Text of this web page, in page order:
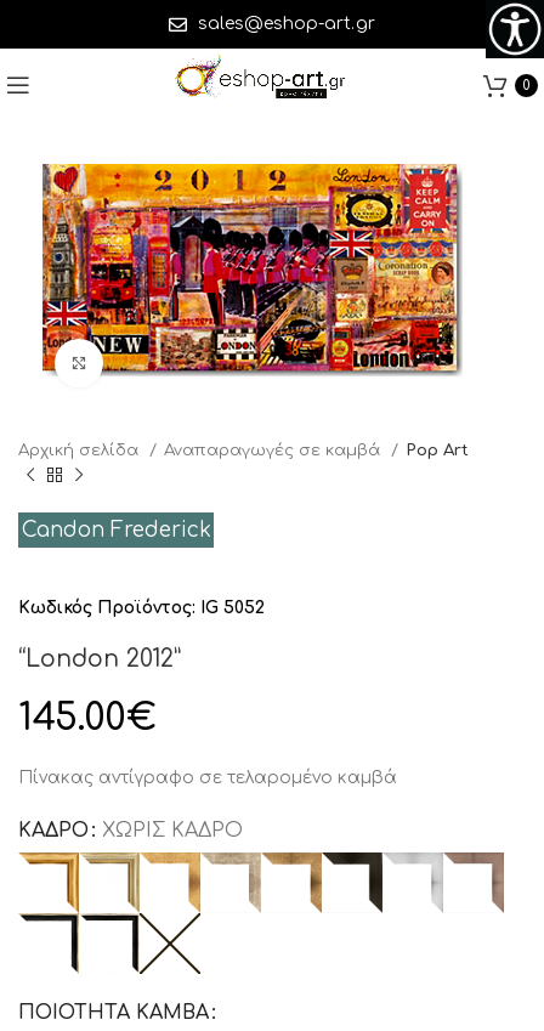
sales@eshop-art.gr
0
Click to enlarge
Αρχική σελίδα Αναπαραγωγές σε καμβά Pop Art
Candon Frederick
Κωδικός Προϊόντος: IG 5052
“London 2012”
145.00€
Πίνακας αντίγραφο σε τελαρομένο καμβά
ΚΑΔΡΟ ΧΩΡΙΣ ΚΑΔΡΟ
ΠΟΙΟΤΗΤΑ ΚΑΜΒΑ